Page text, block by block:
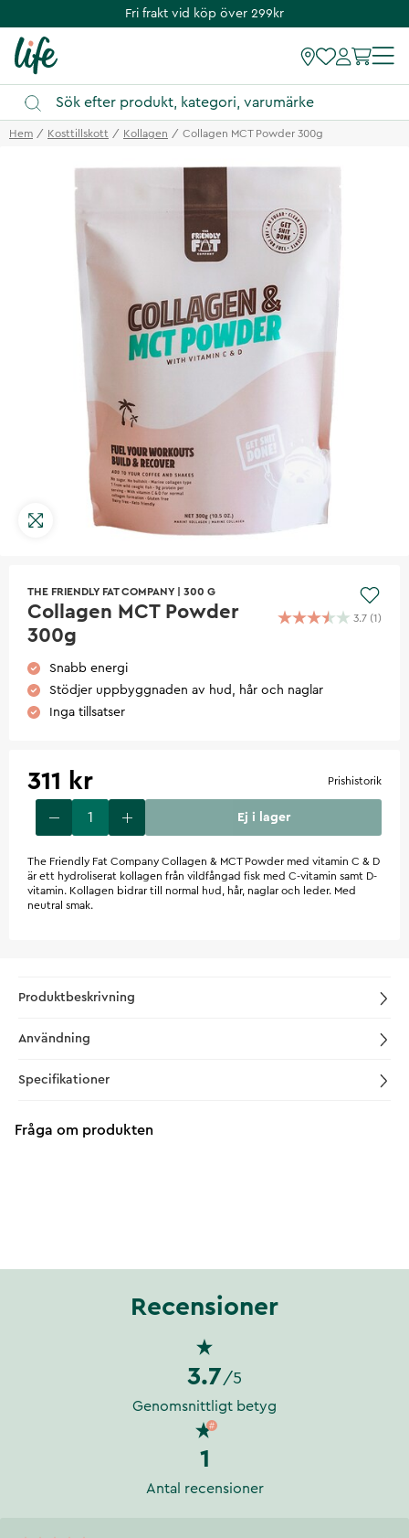
Fri frakt vid köp över 299kr
Hem Kosttillskott Kollagen Collagen MCT Powder 300g
THE FRIENDLY FAT COMPANY 300 G
Collagen MCT Powder
300g
3.7 (1)
Snabb energi
Stödjer uppbyggnaden av hud, hår och naglar
Inga tillsatser
311 kr Prishistorik
Ej i lager
The Friendly Fat Company Collagen & MCT Powder med vitamin C & D
är ett hydroliserat kollagen från vildfångad fisk med C-vitamin samt D-
vitamin. Kollagen bidrar till normal hud, hår, naglar och leder. Med
neutral smak.
Produktbeskrivning
Användning
Specifikationer
Fråga om produkten
Recensioner
3.7 /5
Genomsnittligt betyg
1
Antal recensioner